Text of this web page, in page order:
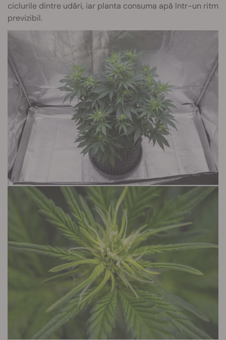
ciclurile dintre udări, iar planta consuma apă într-un ritm
previzibil.